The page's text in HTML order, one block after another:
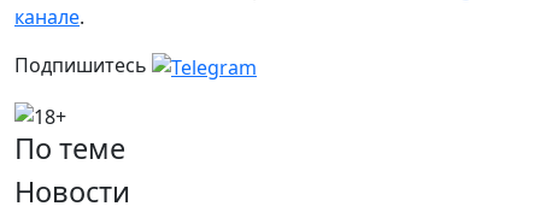
канале.
Подпишитесь
По теме
Новости